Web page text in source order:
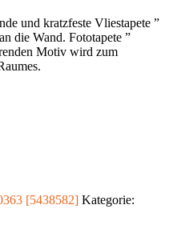
und kratzfeste Vliestapete ”
die Wand. Fototapete ”
Motiv wird zum
[5438582] Kategorie: